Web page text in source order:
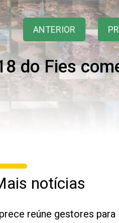
ANTERIOR
do Fies
notícias
reúne gestores para